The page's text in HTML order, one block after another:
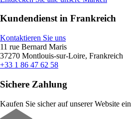
Kundendienst in Frankreich
Kontaktieren Sie uns
11 rue Bernard Maris
37270 Montlouis-sur-Loire, Frankreich
+33 1 86 47 62 58
Sichere Zahlung
Kaufen Sie sicher auf unserer Website ein